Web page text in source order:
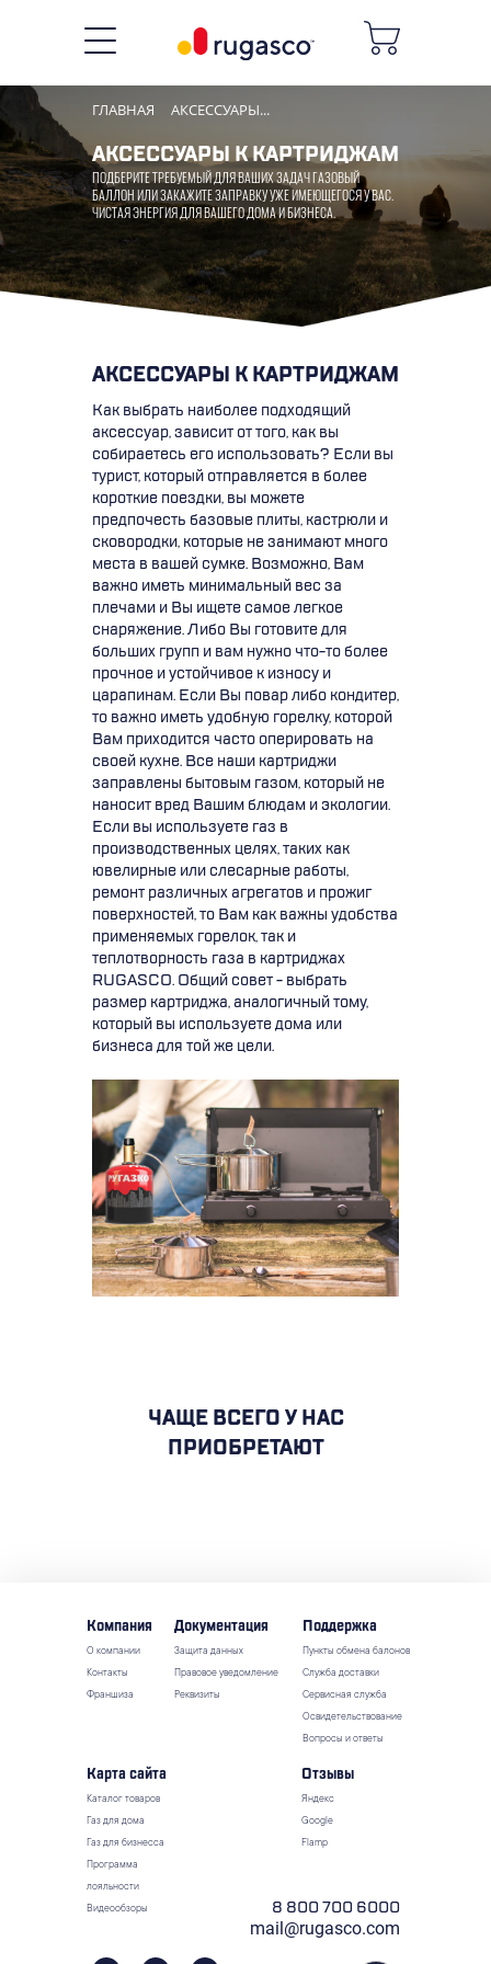
ГЛАВНАЯ АКСЕССУАРЫ...
АКСЕССУАРЫ К КАРТРИДЖAМ
ПОДБЕРИТЕ ТРЕБУЕМЫЙ ДЛЯ ВАШИХ ЗАДАЧ ГАЗОВЫЙ
БАЛЛОН ИЛИ ЗАКАЖИТЕ ЗАПРАВКУ УЖЕ ИМЕЮЩЕГОСЯ У ВАС.
ЧИСТАЯ ЭНЕРГИЯ ДЛЯ ВАШЕГО ДОМА И БИЗНЕСА.
АКСЕССУАРЫ К КАРТРИДЖAМ
Как выбрать наиболее подходящий
аксессуар, зависит от того, как вы
собираетесь его использовать? Если вы
турист, который отправляется в более
короткие поездки, вы можете
предпочесть базовые плиты, кастрюли и
сковородки, которые не занимают много
места в вашей сумке. Возможно, Вам
важно иметь минимальный вес за
плечами и Вы ищете самое легкое
снаряжение. Либо Вы готовите для
больших групп и вам нужно что-то более
прочное и устойчивое к износу и
царапинам. Если Вы повар либо кондитер,
то важно иметь удобную горелку, которой
Вам приходится часто оперировать на
своей кухне. Все наши картриджи
заправлены бытовым газом, который не
наносит вред Вашим блюдам и экологии.
Если вы используете газ в
производственных целях, таких как
ювелирные или слесарные работы,
ремонт различных агрегатов и прожиг
поверхностей, то Вам как важны удобства
применяемых горелок, так и
теплотворность газа в картриджах
RUGASCO. Общий совет - выбрать
размер картриджа, аналогичный тому,
который вы используете дома или
бизнеса для той же цели.
ЧАЩЕ ВСЕГО У НАС
ПРИОБРЕТАЮТ
Компания
О компании
Контакты
Франшиза
Документация
Защита данных
Правовое уведомление
Реквизиты
Поддержка
Пункты обмена балонов
Служба доставки
Сервисная служба
Освидетельствование
Вопросы и ответы
Карта сайта
Каталог товаров
Газ для дома
Газ для бизнесса
Программа
лояльности
Видеообзоры
Отзывы
Яндекс
Google
Flamp
8 800 700 6000
mail@rugasco.com